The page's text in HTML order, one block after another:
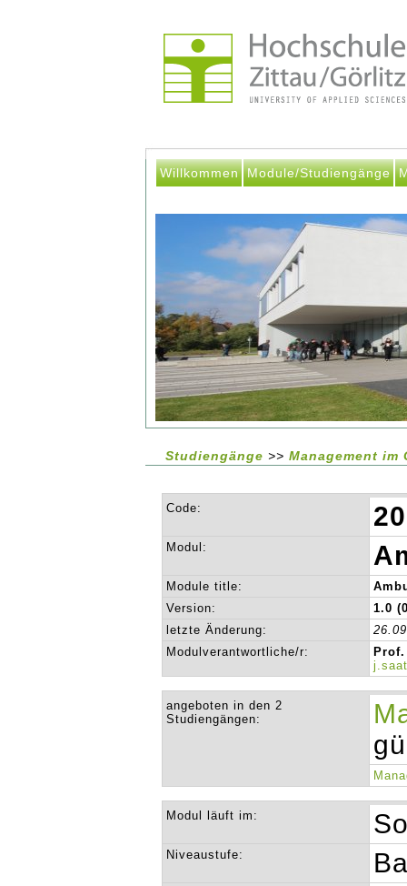
Willkommen Module/Studiengänge
Studiengänge >>Management im
Code:
Modul:
Module title:
Version:
1.0
letzte Änderung:
Modulverantwortliche/r:
angeboten in den 2
Studiengängen:
Modul läuft im:
Niveaustufe: